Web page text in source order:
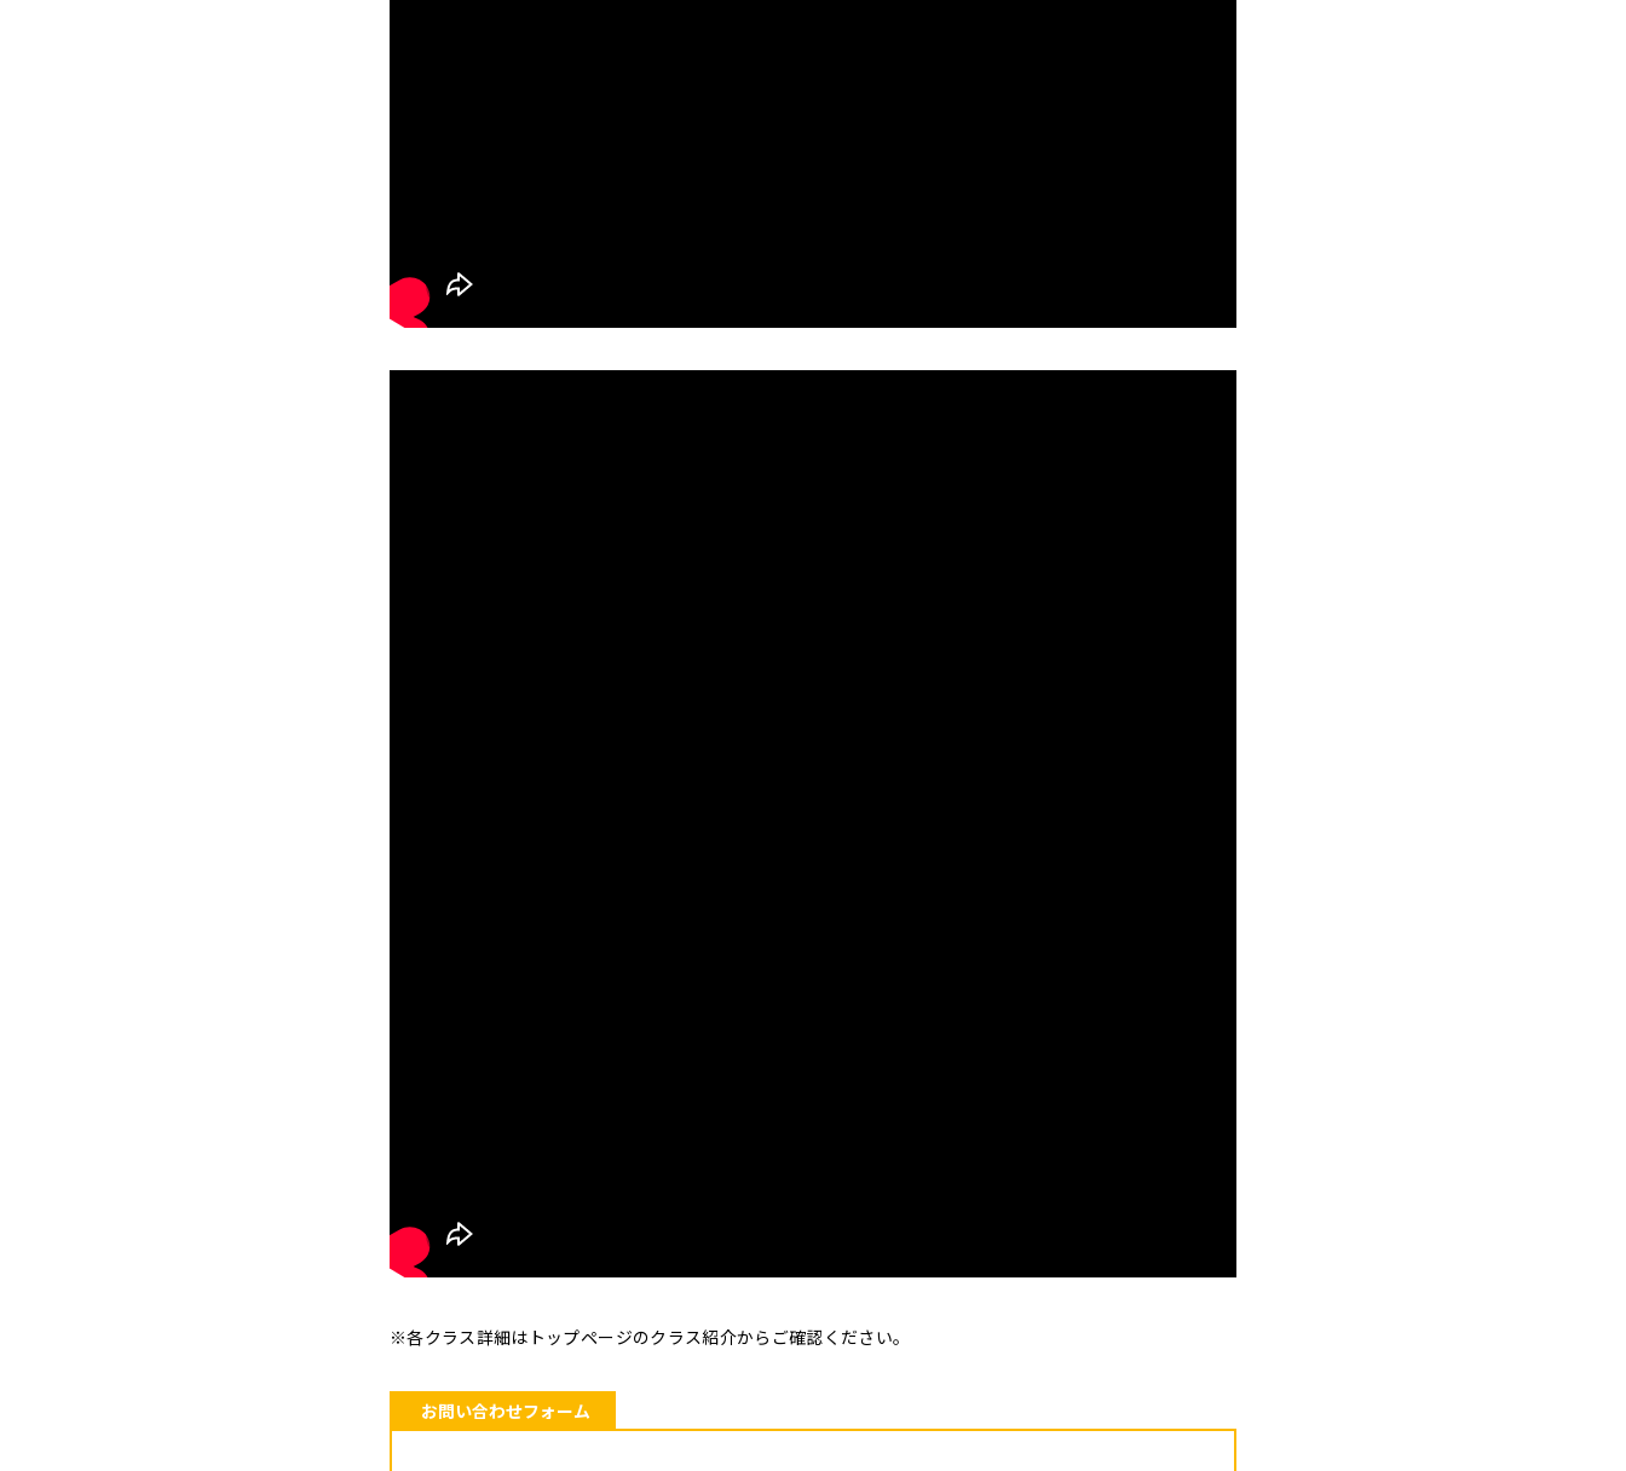
※各クラス詳細はトップページのクラス紹介からご確認ください。
お問い合わせフォーム